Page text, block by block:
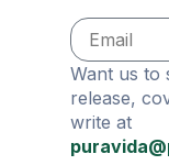
Want us to
release,
write at